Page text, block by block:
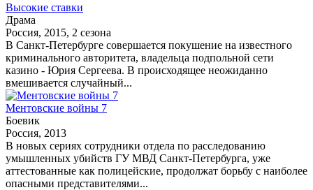
Высокие ставки
Драма
Россия, 2015, 2 сезона
В Санкт-Петербурге совершается покушение на известного
криминального авторитета, владельца подпольной сети
казино - Юрия Сергеева. В происходящее неожиданно
вмешивается случайный...
Ментовские войны 7
Боевик
Россия, 2013
В новых сериях сотрудники отдела по расследованию
умышленных убийств ГУ МВД Санкт-Петербурга, уже
аттестованные как полицейские, продолжат борьбу с наиболее
опасными представителями...